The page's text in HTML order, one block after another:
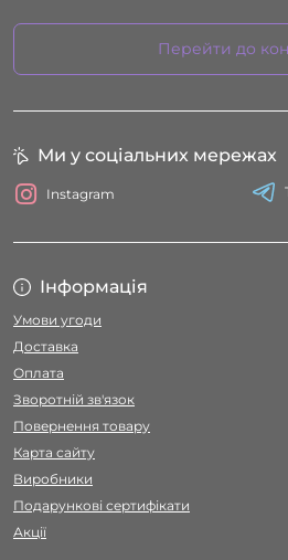
Перейти до
Інформація
Умови угоди
Доставка
Оплата
Зворотній зв'язок
Повернення товару
Карта сайту
Виробники
Подарункові сертифікати
Акції
Ми у соціальних мережах
Instagram